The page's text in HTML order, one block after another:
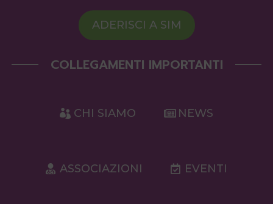
ADERISCI A SIM
COLLEGAMENTI IMPORTANTI
CHI SIAMO NEWS
ASSOCIAZIONI EVENTI